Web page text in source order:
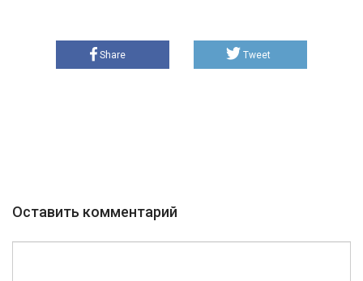
Share Tweet
Оставить комментарий